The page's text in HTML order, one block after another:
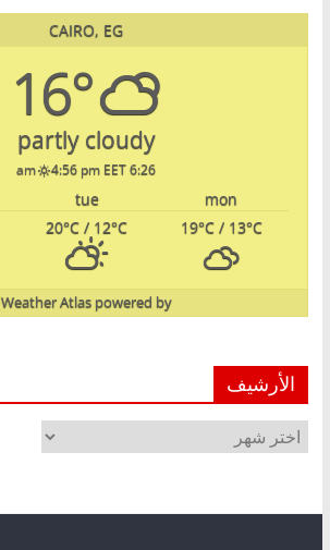
CAIRO, EG
16°
partly cloudy
6:26 am
4:56 pm EET
mon
tue
19°C/ 13°C
20°C / 12°C
powered by
Weather Atlas
الأرشيف
الأرشيف